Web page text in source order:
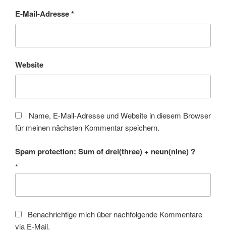
E-Mail-Adresse*
Website
Name, E-Mail-Adresse und Website in diesem Browser
für meinen nächsten Kommentar speichern.
Spam protection: Sum of drei(three) + neun(nine) ?
*
Benachrichtige mich über nachfolgende Kommentare
via E-Mail.